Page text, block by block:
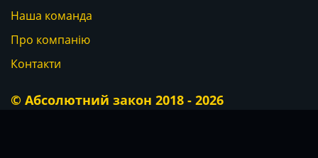
Наша команда
Про компанію
Контакти
© Абсолютний закон 2018 - 2026